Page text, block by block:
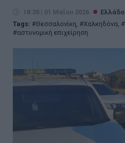
18:35 | 01 Μαΐου 2026
Ελλάδα
Tags:
Θεσσαλονίκη, Χαλκηδόνα,
αστυνομική επιχείρηση